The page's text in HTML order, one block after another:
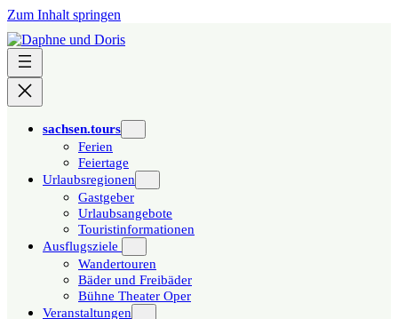
Zum Inhalt springen
sachsen.tours
Ferien
Feiertage
Urlaubsregionen
Gastgeber
Urlaubsangebote
Touristinformationen
Ausflugsziele
Wandertouren
Bäder und Freibäder
Bühne Theater Oper
Veranstaltungen